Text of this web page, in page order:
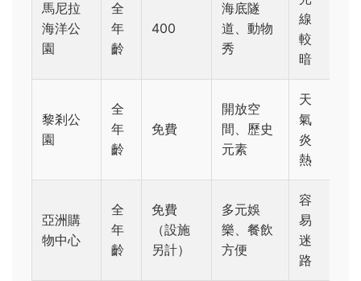
馬尼拉
海洋公
園
全
年
齡
400
海底隧
道、動物
秀
線
較
暗
黎剎公
園
全
年
齡
免費
開放空
間、歷史
元素
天
氣
炎
熱
亞洲購
物中心
全
年
齡
免費
（設施
另計）
多元娛
樂、餐飲
方便
容
易
迷
路